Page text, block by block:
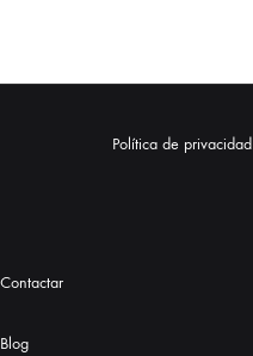
Política de privacidad
Contactar
Blog